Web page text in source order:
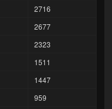
2716
2677
2323
1511
1447
959